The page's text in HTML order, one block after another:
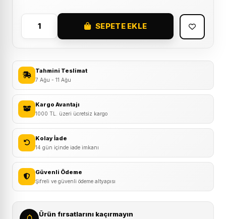
Impact
Disk
Fren
Rotoru
180mm
6
Vida
adet
SEPETE EKLE
Tahmini Teslimat
7 Ağu - 11 Ağu
Kargo Avantajı
1000 TL. üzeri ücretsiz kargo
Kolay İade
14 gün içinde iade imkanı
Güvenli Ödeme
Şifreli ve güvenli ödeme altyapısı
Ürün fırsatlarını kaçırmayın